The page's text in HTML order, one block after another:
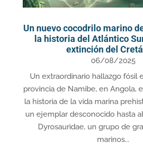
Un nuevo cocodrilo marino
la historia del Atlántico
extinción del
06/08/2025
Un extraordinario hallazgo fósil
provincia de Namibe, en Angola,
la historia de la vida marina
un ejemplar desconocido hasta
Dyrosauridae, un grupo de
marinos...